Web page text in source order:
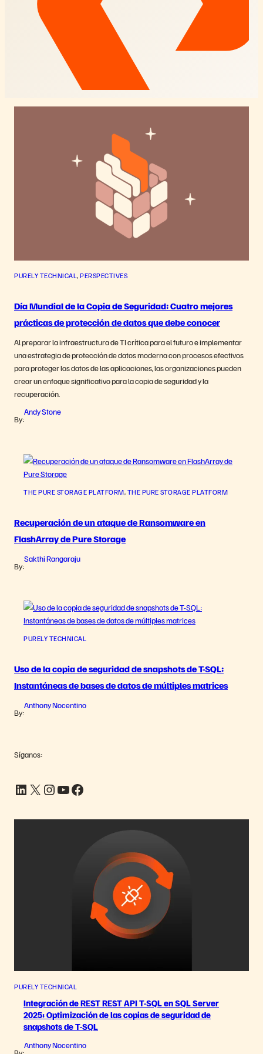
PURELY TECHNICAL, PERSPECTIVES
Día Mundial de la Copia de Seguridad: Cuatro mejores
prácticas de protección de datos que debe conocer
Al preparar la infraestructura de TI crítica para el futuro e implementar
una estrategia de protección de datos moderna con procesos efectivos
para proteger los datos de las aplicaciones, las organizaciones pueden
crear un enfoque significativo para la copia de seguridad y la
recuperación.
By:
Andy Stone
THE PURE STORAGE PLATFORM, THE PURE STORAGE PLATFORM
Recuperación de un ataque de Ransomware en
FlashArray de Pure Storage
By:
Sakthi Rangaraju
PURELY TECHNICAL
Uso de la copia de seguridad de snapshots de T-SQL:
Instantáneas de bases de datos de múltiples matrices
By:
Anthony Nocentino
Síganos:
LinkedIn X Instagram YouTube Facebook
PURELY TECHNICAL
Integración de REST REST API T-SQL en SQL Server
2025: Optimización de las copias de seguridad de
snapshots de T-SQL
Anthony Nocentino